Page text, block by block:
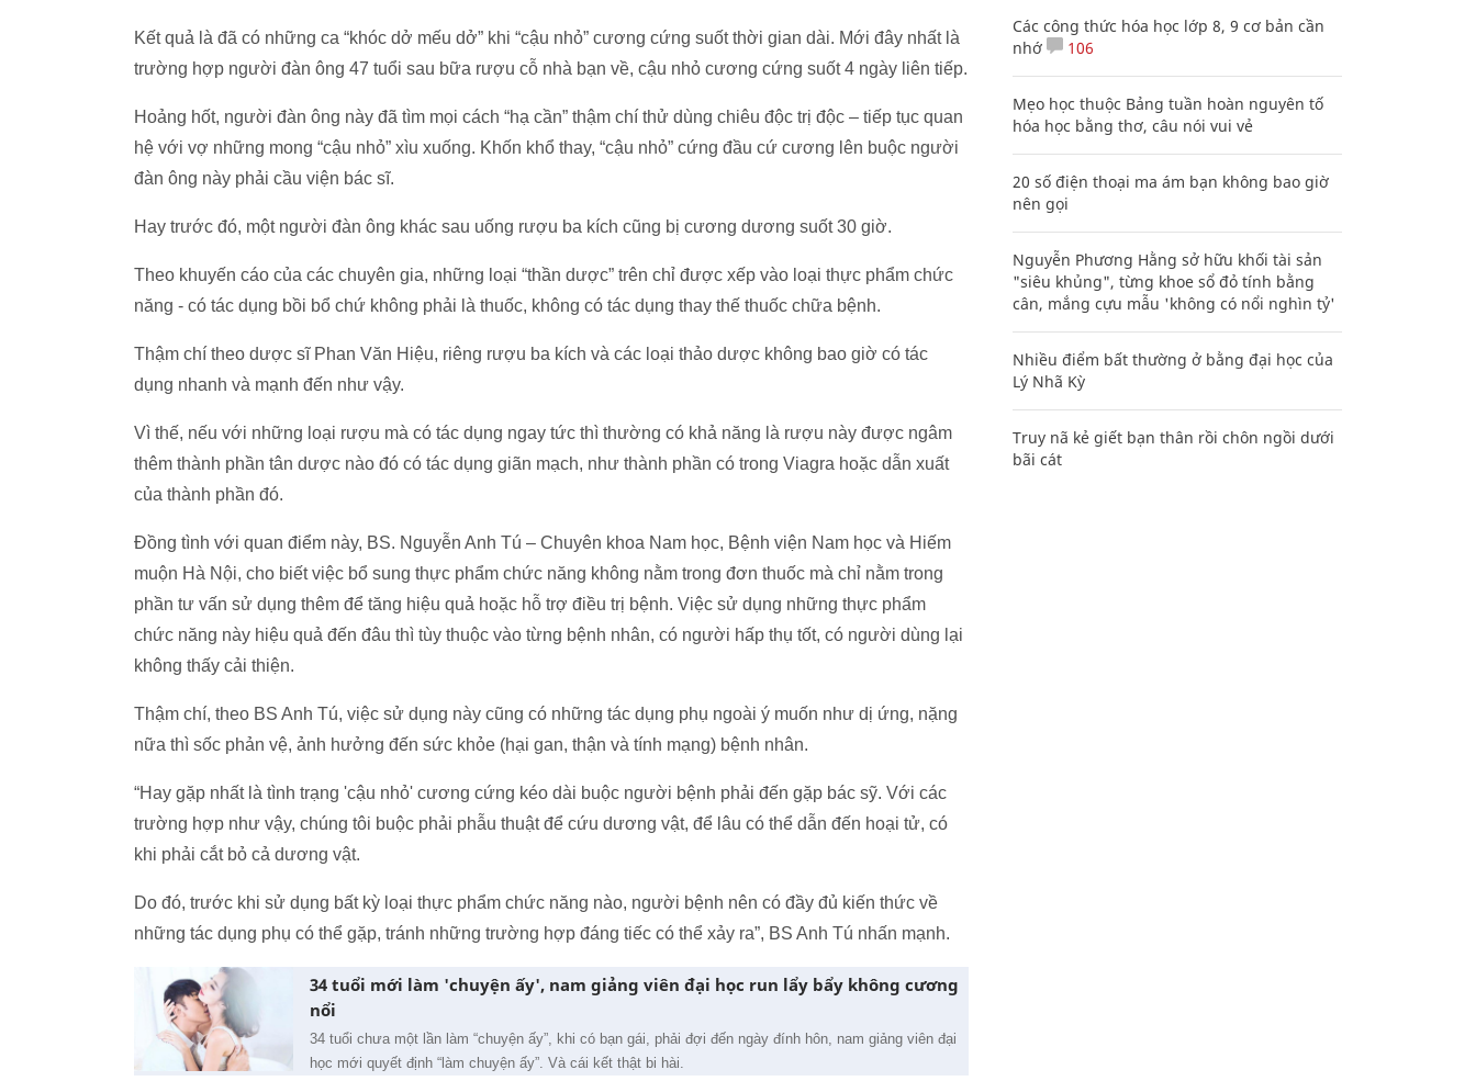
Kết quả là đã có những ca “khóc dở mếu dở” khi “cậu nhỏ” cương cứng suốt thời gian dài. Mới đây nhất là
trường hợp người đàn ông 47 tuổi sau bữa rượu cỗ nhà bạn về, cậu nhỏ cương cứng suốt 4 ngày liên tiếp.
Hoảng hốt, người đàn ông này đã tìm mọi cách “hạ cần” thậm chí thử dùng chiêu độc trị độc – tiếp tục quan
hệ với vợ những mong “cậu nhỏ” xìu xuống. Khốn khổ thay, “cậu nhỏ” cứng đầu cứ cương lên buộc người
đàn ông này phải cầu viện bác sĩ.
Hay trước đó, một người đàn ông khác sau uống rượu ba kích cũng bị cương dương suốt 30 giờ.
Theo khuyến cáo của các chuyên gia, những loại “thần dược” trên chỉ được xếp vào loại thực phẩm chức
năng - có tác dụng bồi bổ chứ không phải là thuốc, không có tác dụng thay thế thuốc chữa bệnh.
Thậm chí theo dược sĩ Phan Văn Hiệu, riêng rượu ba kích và các loại thảo dược không bao giờ có tác
dụng nhanh và mạnh đến như vậy.
Vì thế, nếu với những loại rượu mà có tác dụng ngay tức thì thường có khả năng là rượu này được ngâm
thêm thành phần tân dược nào đó có tác dụng giãn mạch, như thành phần có trong Viagra hoặc dẫn xuất
của thành phần đó.
Đồng tình với quan điểm này, BS. Nguyễn Anh Tú – Chuyên khoa Nam học, Bệnh viện Nam học và Hiếm
muộn Hà Nội, cho biết việc bổ sung thực phẩm chức năng không nằm trong đơn thuốc mà chỉ nằm trong
phần tư vấn sử dụng thêm để tăng hiệu quả hoặc hỗ trợ điều trị bệnh. Việc sử dụng những thực phẩm
chức năng này hiệu quả đến đâu thì tùy thuộc vào từng bệnh nhân, có người hấp thụ tốt, có người dùng lại
không thấy cải thiện.
Thậm chí, theo BS Anh Tú, việc sử dụng này cũng có những tác dụng phụ ngoài ý muốn như dị ứng, nặng
nữa thì sốc phản vệ, ảnh hưởng đến sức khỏe (hại gan, thận và tính mạng) bệnh nhân.
“Hay gặp nhất là tình trạng 'cậu nhỏ' cương cứng kéo dài buộc người bệnh phải đến gặp bác sỹ. Với các
trường hợp như vậy, chúng tôi buộc phải phẫu thuật để cứu dương vật, để lâu có thể dẫn đến hoại tử, có
khi phải cắt bỏ cả dương vật.
Do đó, trước khi sử dụng bất kỳ loại thực phẩm chức năng nào, người bệnh nên có đầy đủ kiến thức về
những tác dụng phụ có thể gặp, tránh những trường hợp đáng tiếc có thể xảy ra”, BS Anh Tú nhấn mạnh.
34 tuổi mới làm 'chuyện ấy', nam giảng viên đại học run lẩy bẩy không cương
nổi
34 tuổi chưa một lần làm “chuyện ấy”, khi có bạn gái, phải đợi đến ngày đính hôn, nam giảng viên đại
học mới quyết định “làm chuyện ấy”. Và cái kết thật bi hài.
Các công thức hóa học lớp 8, 9 cơ bản cần
nhớ
106
Mẹo học thuộc Bảng tuần hoàn nguyên tố
hóa học bằng thơ, câu nói vui vẻ
20 số điện thoại ma ám bạn không bao giờ
nên gọi
Nguyễn Phương Hằng sở hữu khối tài sản
"siêu khủng", từng khoe sổ đỏ tính bằng
cân, mắng cựu mẫu 'không có nổi nghìn tỷ'
Nhiều điểm bất thường ở bằng đại học của
Lý Nhã Kỳ
Truy nã kẻ giết bạn thân rồi chôn ngồi dưới
bãi cát